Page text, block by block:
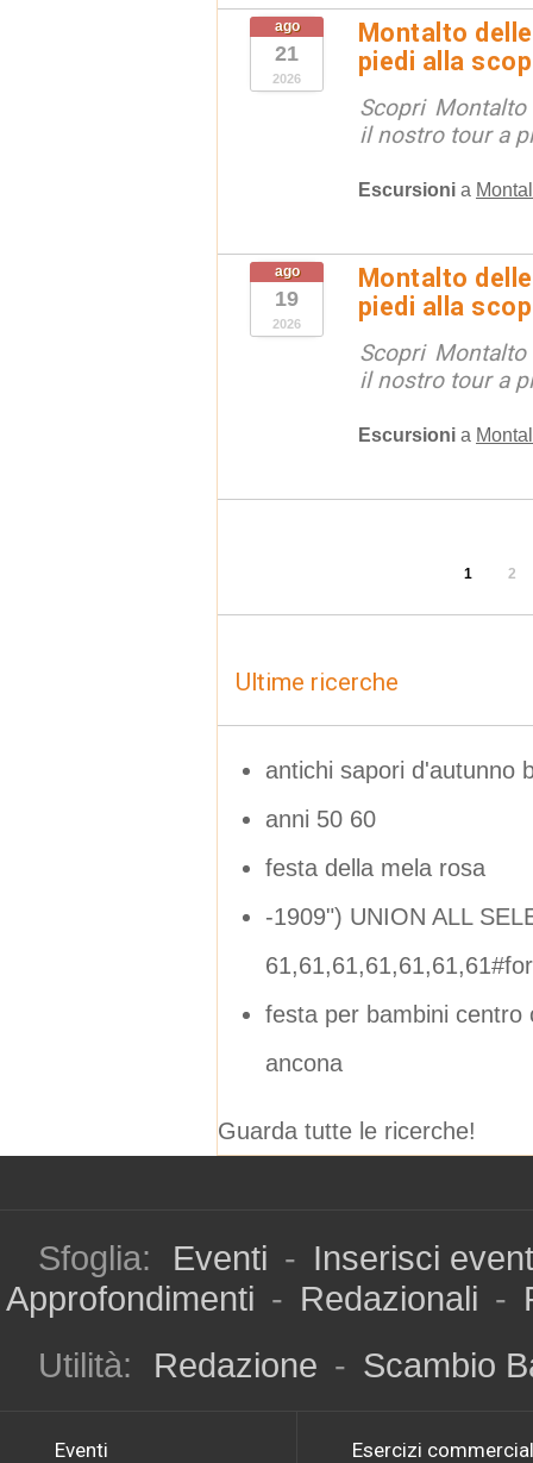
ago
21
2026
Montalto
piedi alla
Scopri
il nostro tour a
Escursioni a
ago
19
2026
Montalto
piedi alla
Scopri
il nostro tour a
Escursioni a
1 2
Ultime ricerche
antichi sapori d'autunno
anni 50 60
festa della mela rosa
-1909") UNION ALL
festa per bambini centro
ancona
Guarda tutte le ricerche!
Sfoglia: Eventi - Inserisci
Approfondimenti - Redazionali -
Utilità:
Redazione - Scambio
Eventi Esercizi